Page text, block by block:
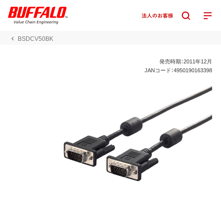
BSDCV50BK
発売時期：2011年12月
JANコード：4950190163398